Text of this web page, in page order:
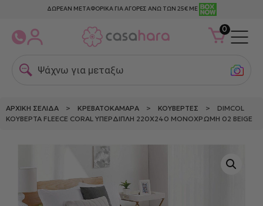
ΔΩΡΕΑΝ ΜΕΤΑΦΟΡΙΚΑ ΓΙΑ ΑΓΟΡΕΣ ΑΝΩ ΤΩΝ 25€ ΜΕ
0
Ψάχνω για μεταξωτες
ΑΡΧΙΚΉ ΣΕΛΊΔΑ > ΚΡΕΒΑΤΟΚΆΜΑΡΑ > ΚΟΥΒΈΡΤΕΣ > DIMCOL
ΚΟΥΒΈΡΤΑ FLEECE CORAL ΥΠΈΡΔΙΠΛΗ 220X240 ΜΟΝΌΧΡΩΜΗ 02 BEIGE